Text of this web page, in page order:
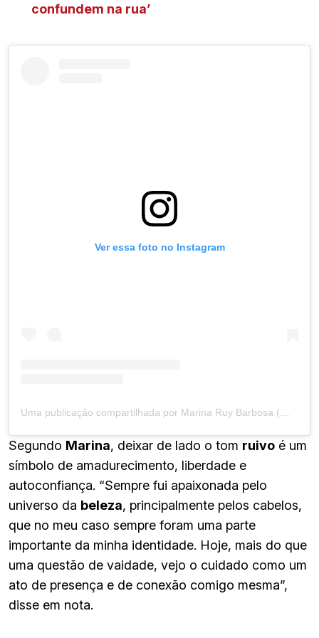
confundem na rua’
Ver essa foto no Instagram
Segundo Marina, deixar de lado o tom ruivo é um
símbolo de amadurecimento, liberdade e
autoconfiança. “Sempre fui apaixonada pelo
universo da beleza, principalmente pelos cabelos,
que no meu caso sempre foram uma parte
importante da minha identidade. Hoje, mais do que
uma questão de vaidade, vejo o cuidado como um
ato de presença e de conexão comigo mesma”,
disse em nota.